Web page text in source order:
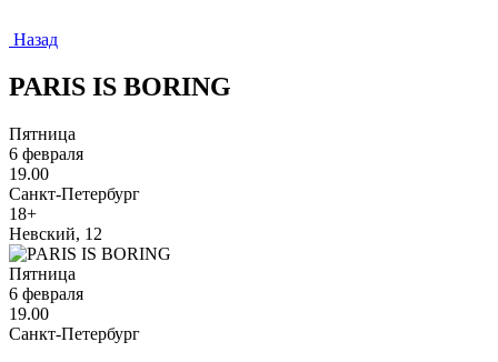
Назад
PARIS IS BORING
Пятница
6 февраля
19.00
Санкт-Петербург
18+
Невский, 12
Пятница
6 февраля
19.00
Санкт-Петербург